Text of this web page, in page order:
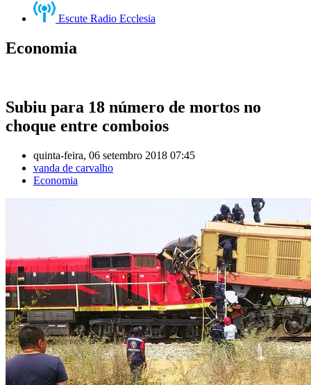
Escute Radio Ecclesia
Economia
Subiu para 18 número de mortos no
choque entre comboios
quinta-feira, 06 setembro 2018 07:45
vanda de carvalho
Economia